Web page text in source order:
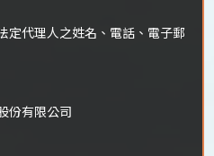
代理人之姓名、電話、電子郵
份有限公司